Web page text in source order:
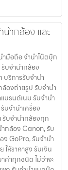
ากล้อง และ
มือถือ จำนำโน๊ตบุ๊ก
บจำนำกล้อง
บริการรับจํานํา
องถ่ายรูป รับจํานํา
บรนด์เนม รับจํานํา
บจํานําเครื่อง
รับจำนำกล้องทุก
กล้อง Canon, รับ
GoPro, รับจำนำ
ห้ราคาสูง รับเงิน
ค่าทุกชนิด ไม่ว่าจะ